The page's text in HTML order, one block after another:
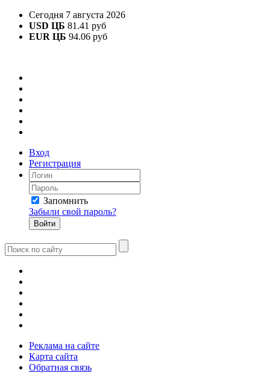
Сегодня 7 августа 2026
USD ЦБ 81.41 руб
EUR ЦБ 94.06 руб
Вход
Регистрация
Запомнить
Забыли свой пароль?
Реклама на сайте
Карта сайта
Обратная связь